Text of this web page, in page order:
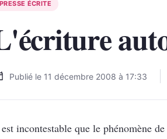
PRESSE ÉCRITE
Publié le 11 décembre 2008 à 17:33
incontestable que le phénomène